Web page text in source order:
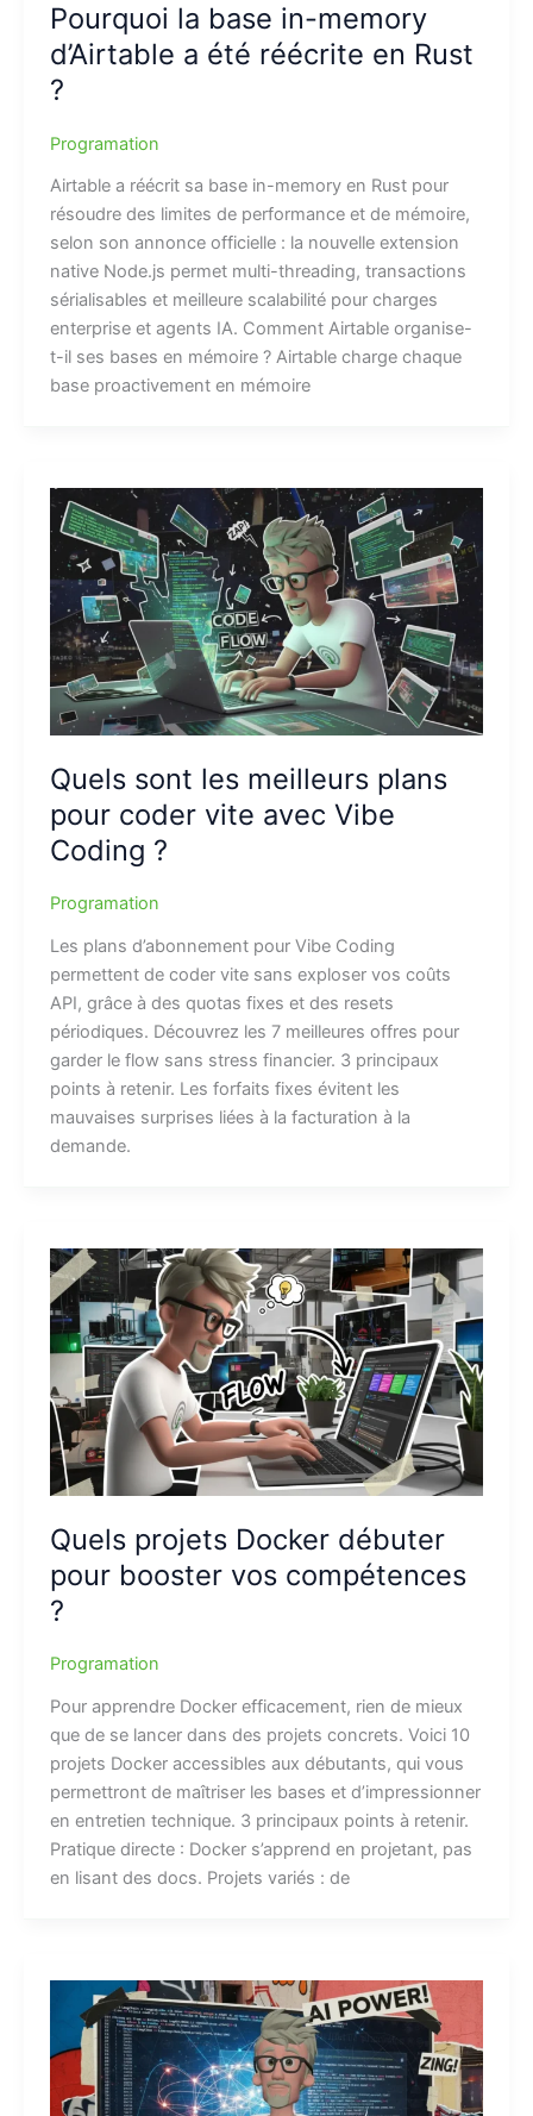
Pourquoi la base in-memory
d’Airtable a été réécrite en Rust
?
Programation
Airtable a réécrit sa base in-memory en Rust pour
résoudre des limites de performance et de mémoire,
selon son annonce officielle : la nouvelle extension
native Node.js permet multi-threading, transactions
sérialisables et meilleure scalabilité pour charges
enterprise et agents IA. Comment Airtable organise-
t-il ses bases en mémoire ? Airtable charge chaque
base proactivement en mémoire
Quels sont les meilleurs plans
pour coder vite avec Vibe
Coding ?
Programation
Les plans d’abonnement pour Vibe Coding
permettent de coder vite sans exploser vos coûts
API, grâce à des quotas fixes et des resets
périodiques. Découvrez les 7 meilleures offres pour
garder le flow sans stress financier. 3 principaux
points à retenir. Les forfaits fixes évitent les
mauvaises surprises liées à la facturation à la
demande.
Quels projets Docker débuter
pour booster vos compétences
?
Programation
Pour apprendre Docker efficacement, rien de mieux
que de se lancer dans des projets concrets. Voici 10
projets Docker accessibles aux débutants, qui vous
permettront de maîtriser les bases et d’impressionner
en entretien technique. 3 principaux points à retenir.
Pratique directe : Docker s’apprend en projetant, pas
en lisant des docs. Projets variés : de